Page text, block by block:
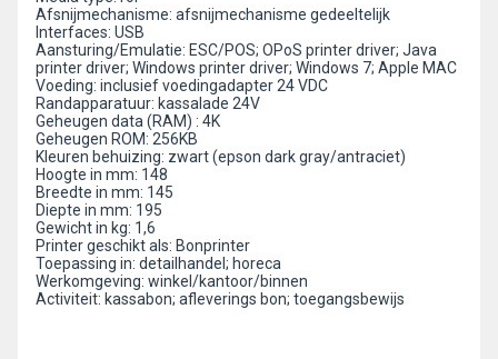
Afsnijmechanisme: afsnijmechanisme gedeeltelijk
Interfaces: USB
Aansturing/Emulatie: ESC/POS; OPoS printer driver; Java
printer driver; Windows printer driver; Windows 7; Apple MAC
Voeding: inclusief voedingadapter 24 VDC
Randapparatuur: kassalade 24V
Geheugen data (RAM) : 4K
Geheugen ROM: 256KB
Kleuren behuizing: zwart (epson dark gray/antraciet)
Hoogte in mm: 148
Breedte in mm: 145
Diepte in mm: 195
Gewicht in kg: 1,6
Printer geschikt als: Bonprinter
Toepassing in: detailhandel; horeca
Werkomgeving: winkel/kantoor/binnen
Activiteit: kassabon; afleverings bon; toegangsbewijs